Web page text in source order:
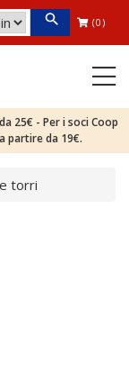
(0)
25€ - Per i soci Coop
partire da 19€.
torri